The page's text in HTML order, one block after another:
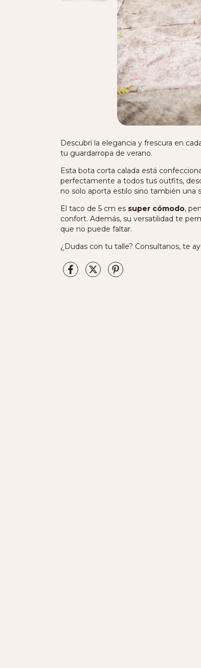
Descubrí la elegancia y frescura en
tu guardarropa de verano.
Esta bota corta calada está
perfectamente a todos tus outfits,
no solo aporta estilo sino también una
El taco de 5 cm es super cómodo,
confort. Además, su versatilidad te
que no puede faltar.
¿Dudas con tu talle? Consultanos, te